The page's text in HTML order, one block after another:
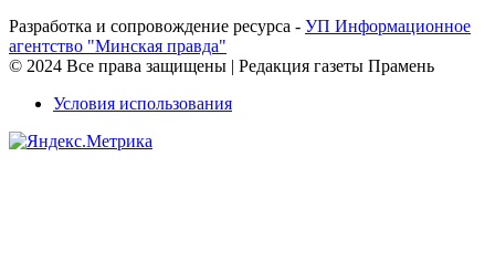
Разработка и сопровождение ресурса - УП Информационное
агентство "Минская правда"
© 2024 Все права защищены | Редакция газеты Прамень
Условия использования